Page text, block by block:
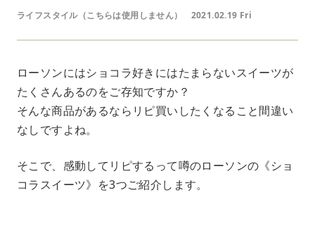
ライフスタイル（こちらは使用しません） 2021.02.19 Fri
ローソンにはショコラ好きにはたまらないスイーツが
たくさんあるのをご存知ですか？
そんな商品があるならリピ買いしたくなること間違い
なしですよね。
そこで、感動してリピするって噂のローソンの《ショ
コラスイーツ》を3つご紹介します。